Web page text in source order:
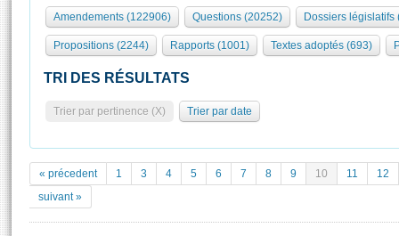
577 députés
Groupes politiques
Commissions et autres organes
Europe et International
Pétitions
Documents parlementaires
Projets de loi
Organisation de l'Assemblée
Présidence Conférence des Présidents Bureau Collège des
Statistiques et chiffres clés
Documents de référence
( Constitution | Règlement de l'Assemblée ... )
Visite virtuelle du palais Bourbon
Assister à une séance
La Bibliothèque
Les archives
Amendements (122906) Questions (20252) Dossiers législatifs
Propositions (2244) Rapports (1001) Textes adoptés (693)
TRI DES RÉSULTATS
Trier par pertinence (X) Trier par date
« précedent 1 3 4 5 6 7 8 9 10 11
12
suivant »